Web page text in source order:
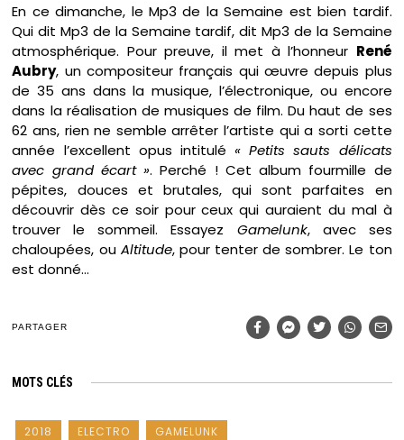
En ce dimanche, le Mp3 de la Semaine est bien tardif.
Qui dit Mp3 de la Semaine tardif, dit Mp3 de la Semaine
atmosphérique. Pour preuve, il met à l’honneur René
Aubry, un compositeur français qui œuvre depuis plus
de 35 ans dans la musique, l’électronique, ou encore
dans la réalisation de musiques de film. Du haut de ses
62 ans, rien ne semble arrêter l’artiste qui a sorti cette
année l’excellent opus intitulé« Petits sauts délicats
avec grand écart ». Perché ! Cet album fourmille de
pépites, douces et brutales, qui sont parfaites en
découvrir dès ce soir pour ceux qui auraient du mal à
trouver le sommeil. Essayez Gamelunk, avec ses
chaloupées, ou Altitude, pour tenter de sombrer. Le ton
est donné…
PARTAGER
MOTS CLÉS
2018 ELECTRO
GAMELUNK